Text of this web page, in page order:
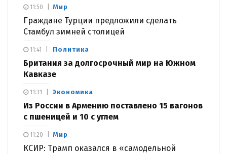
Мир
Граждане Турции предложили сделать
Стамбул зимней столицей
11:50
Политика
Британия за долгосрочный мир на Южном
Кавказе
11:41
Экономика
Из России в Армению поставлено 15 вагонов
с пшеницей и 10 с углем
11:31
Мир
КСИР: Трамп оказался в «самодельной
11:20